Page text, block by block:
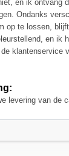
en ik ontvang
Ondanks
op te lossen,
en ik
klantenservice
levering van de